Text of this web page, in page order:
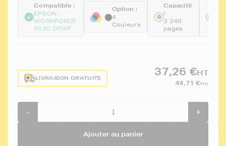
Compatible :
EPSON
WORKFORCE
3530 DTWF
Option :
4
Couleurs
Capacité
:
3 240
pages
LIVRAISON GRATUITE
37,26 €HT
44,71 €TTC
- +
Ajouter au panier